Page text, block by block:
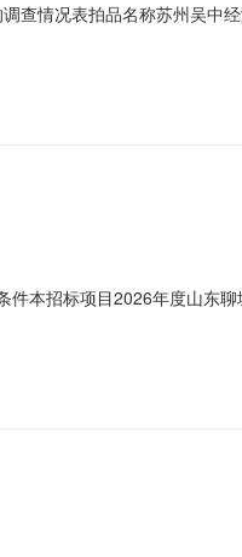
查情况表拍品名称苏州吴中
让租赁情况无钥匙有配套情
助执行通知书》；3、《拍卖
本招标项目2026年度山东
围：本项目为2026年度山东聊